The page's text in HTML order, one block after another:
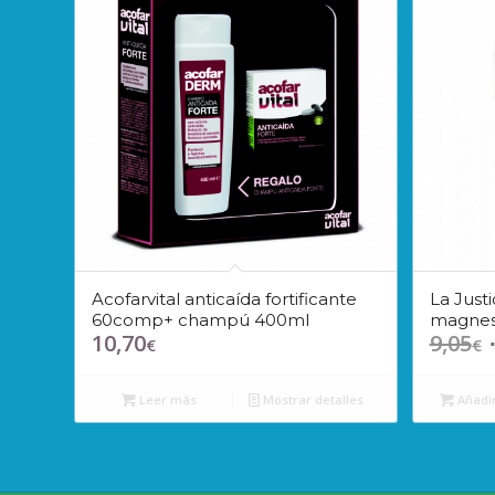
Acofarvital anticaída fortificante
60comp+ champú 400ml
10,70€
Leer más Mostrar detalles
La
9,05€ El